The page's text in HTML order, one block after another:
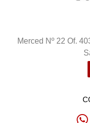
Merced Nº 22 Of.